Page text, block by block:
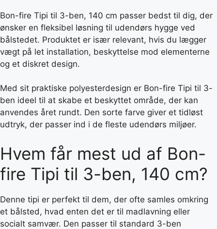
Bon-fire Tipi til 3-ben, 140 cm passer bedst til dig, der
ønsker en fleksibel løsning til udendørs hygge ved
bålstedet. Produktet er især relevant, hvis du lægger
vægt på let installation, beskyttelse mod elementerne
og et diskret design.
Med sit praktiske polyesterdesign er Bon-fire Tipi til 3-
ben ideel til at skabe et beskyttet område, der kan
anvendes året rundt. Den sorte farve giver et tidløst
udtryk, der passer ind i de fleste udendørs miljøer.
Hvem får mest ud af Bon-
fire Tipi til 3-ben, 140 cm?
Denne tipi er perfekt til dem, der ofte samles omkring
et bålsted, hvad enten det er til madlavning eller
socialt samvær. Den passer til standard 3-ben